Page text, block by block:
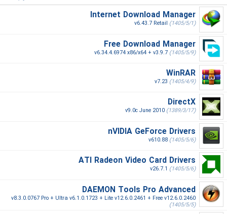
Internet Download Manager
v6.43.7 Retail (1405/5/1)
Free Download Manager
v6.34.4.6974 x86/x64 + v3.9.7 (1405/5/9)
WinRAR
v7.23 (1405/4/9)
DirectX
v9.0c June 2010 (1389/3/17)
nVIDIA GeForce Drivers
v610.88 (1405/5/6)
ATI Radeon Video Card Drivers
v26.7.1 (1405/5/6)
DAEMON Tools Pro Advanced
v8.3.0.0767 Pro + Ultra v6.1.0.1723 + Lite v12.6.0.2461 + Free v12.6.0.2460
(1405/5/5)